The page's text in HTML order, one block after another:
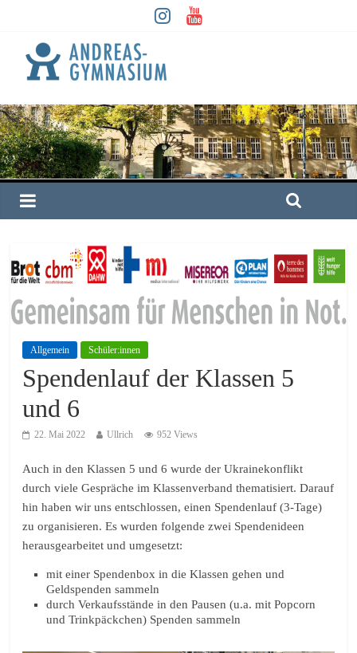
Allgemein Schüler:innen
Spendenlauf der Klassen 5
und 6
22. Mai 2022 Ullrich 952 Views
Auch in den Klassen 5 und 6 wurde der Ukrainekonflikt
durch viele Gespräche im Klassenverband thematisiert. Darauf
hin haben wir uns entschlossen, einen Spendenlauf (3-Tage)
zu organisieren. Es wurden folgende zwei Spendenideen
herausgearbeitet und umgesetzt:
mit einer Spendenbox in die Klassen gehen und
Geldspenden sammeln
durch Verkaufsstände in den Pausen (u.a. mit Popcorn
und Trinkpäckchen) Spenden sammeln